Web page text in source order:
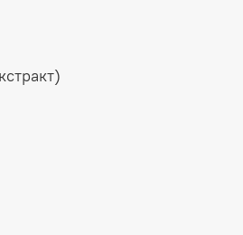
сплетаясь в центре
с чарующим цветочным дуэтом
нарцисса, пьянящей
индейской розы и
Восточно-пряные ноты
мускусные оттенки и
экзотического
завершают аромат
Golden Fever.